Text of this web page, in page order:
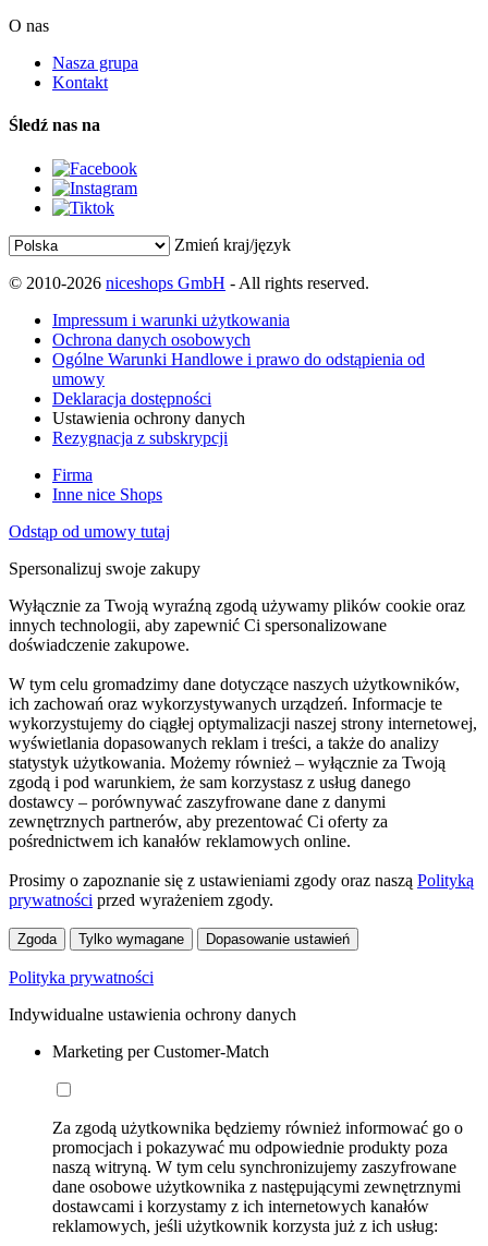
O nas
Nasza grupa
Kontakt
Śledź nas na
Zmień kraj/język
© 2010-2026 niceshops GmbH - All rights reserved.
Impressum i warunki użytkowania
Ochrona danych osobowych
Ogólne Warunki Handlowe i prawo do odstąpienia od
umowy
Deklaracja dostępności
Ustawienia ochrony danych
Rezygnacja z subskrypcji
Firma
Inne nice Shops
Odstąp od umowy tutaj
Spersonalizuj swoje zakupy
Wyłącznie za Twoją wyraźną zgodą używamy plików cookie oraz
innych technologii, aby zapewnić Ci spersonalizowane
doświadczenie zakupowe.
W tym celu gromadzimy dane dotyczące naszych użytkowników,
ich zachowań oraz wykorzystywanych urządzeń. Informacje te
wykorzystujemy do ciągłej optymalizacji naszej strony internetowej,
wyświetlania dopasowanych reklam i treści, a także do analizy
statystyk użytkowania. Możemy również – wyłącznie za Twoją
zgodą i pod warunkiem, że sam korzystasz z usług danego
dostawcy – porównywać zaszyfrowane dane z danymi
zewnętrznych partnerów, aby prezentować Ci oferty za
pośrednictwem ich kanałów reklamowych online.
Prosimy o zapoznanie się z ustawieniami zgody oraz naszą Polityką
prywatności przed wyrażeniem zgody.
Zgoda Tylko wymagane Dopasowanie ustawień
Polityka prywatności
Indywidualne ustawienia ochrony danych
Marketing per Customer-Match
Za zgodą użytkownika będziemy również informować go o
promocjach i pokazywać mu odpowiednie produkty poza
naszą witryną. W tym celu synchronizujemy zaszyfrowane
dane osobowe użytkownika z następującymi zewnętrznymi
dostawcami i korzystamy z ich internetowych kanałów
reklamowych, jeśli użytkownik korzysta już z ich usług: